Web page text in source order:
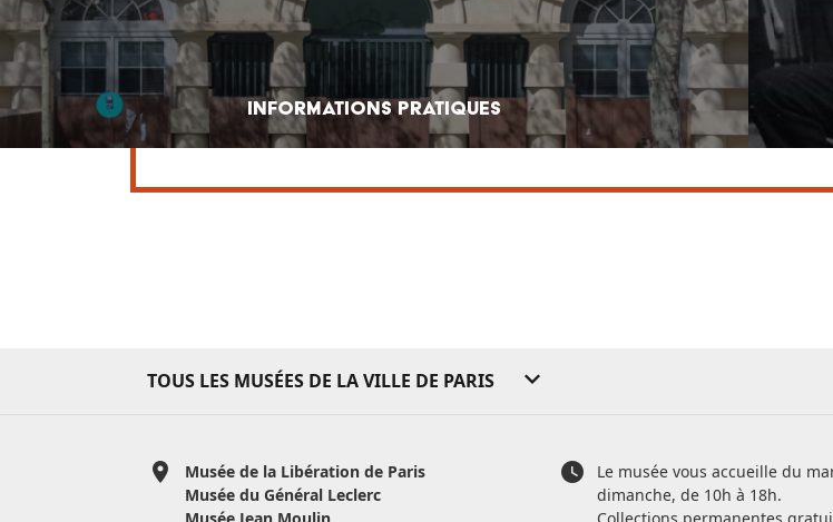
Informations pratiques
TOUS LES MUSÉES DE LA VILLE DE PARIS
Musée de la Libération de Paris
Musée du Général Leclerc
Musée Jean Moulin
Le musée vous accueille du
dimanche, de 10h à 18h.
Collections permanentes